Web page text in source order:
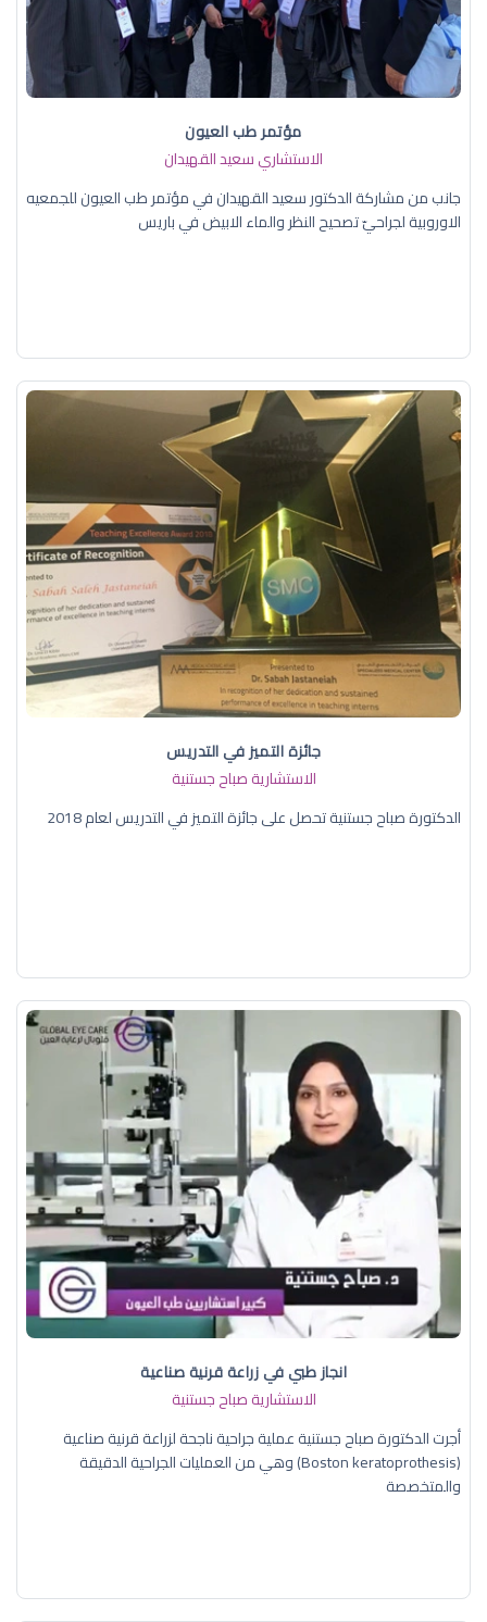
مؤتمر طب العيون
الاستشاري سعيد القهيدان
جانب من مشاركة الدكتور سعيد القهيدان في مؤتمر طب العيون للجمعيه
الاوروبية لجراحيّ تصحيح النظر والماء الابيض في باريس
جائزة التميز في التدريس
الاستشارية صباح جستنية
الدكتورة صباح جستنية تحصل على جائزة التميز في التدريس لعام 2018
انجاز طبي في زراعة قرنية صناعية
الاستشارية صباح جستنية
أجرت الدكتورة صباح جستنية عملية جراحية ناجحة لزراعة قرنية صناعية
(Boston keratoprothesis) وهي من العمليات الجراحية الدقيقة
والمتخصصة